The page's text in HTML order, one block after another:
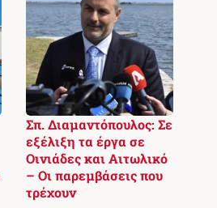
Σπ. Διαμαντόπουλος: Σε
εξέλιξη τα έργα σε
Οινιάδες και Αιτωλικό
– Οι παρεμβάσεις που
τρέχουν